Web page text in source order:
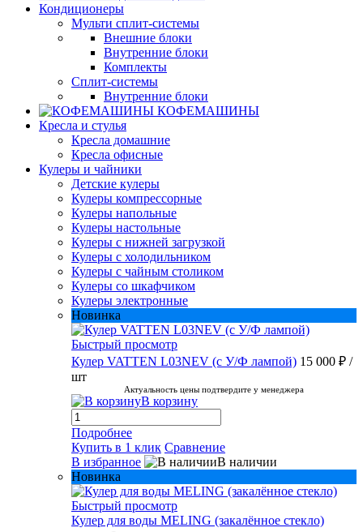
Кондиционеры
Мульти сплит-системы
Внешние блоки
Внутренние блоки
Комплекты
Сплит-системы
Внутренние блоки
КОФЕМАШИНЫ
Кресла и стулья
Кресла домашние
Кресла офисные
Кулеры и чайники
Детские кулеры
Кулеры компрессорные
Кулеры напольные
Кулеры настольные
Кулеры с нижней загрузкой
Кулеры с холодильником
Кулеры с чайным столиком
Кулеры со шкафчиком
Кулеры электронные
Новинка
Быстрый просмотр
Кулер VATTEN L03NEV (с У/Ф лампой) 15 000 ₽ /
шт
Актуальность цены подтвердите у менеджера
В корзину
Подробнее
Купить в 1 клик Сравнение
В избранное
В наличии
Новинка
Быстрый просмотр
Кулер для воды MELING (закалённое стекло)